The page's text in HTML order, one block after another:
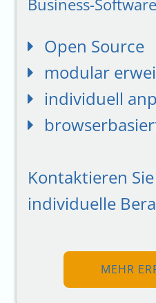
Open Source
modular
individuell
Kontaktieren
individuelle
MEHR